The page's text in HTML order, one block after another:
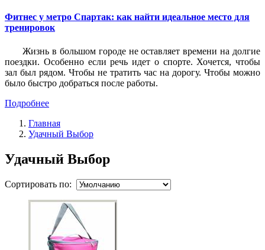
Фитнес у метро Спартак: как найти идеальное место для
тренировок
Жизнь в большом городе не оставляет времени на долгие
поездки. Особенно если речь идет о спорте. Хочется, чтобы
зал был рядом. Чтобы не тратить час на дорогу. Чтобы можно
было быстро добраться после работы.
Подробнее
Главная
Удачный Выбор
Удачный Выбор
Сортировать по: